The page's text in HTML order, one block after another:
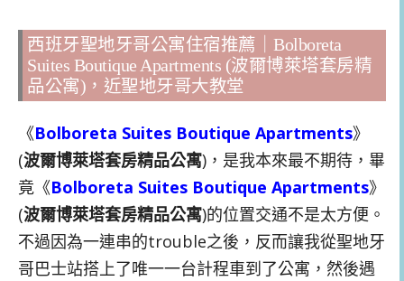
西班牙聖地牙哥公寓住宿推薦｜Bolboreta
Suites Boutique Apartments (波爾博萊塔套房精
品公寓)，近聖地牙哥大教堂
《Bolboreta Suites Boutique Apartments》
(波爾博萊塔套房精品公寓)，是我本來最不期待，畢
竟《Bolboreta Suites Boutique Apartments》
(波爾博萊塔套房精品公寓)的位置交通不是太方便。
不過因為一連串的trouble之後，反而讓我從聖地牙
哥巴士站搭上了唯一一台計程車到了公寓，然後遇